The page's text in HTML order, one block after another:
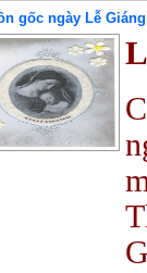
gốc ngày Lễ